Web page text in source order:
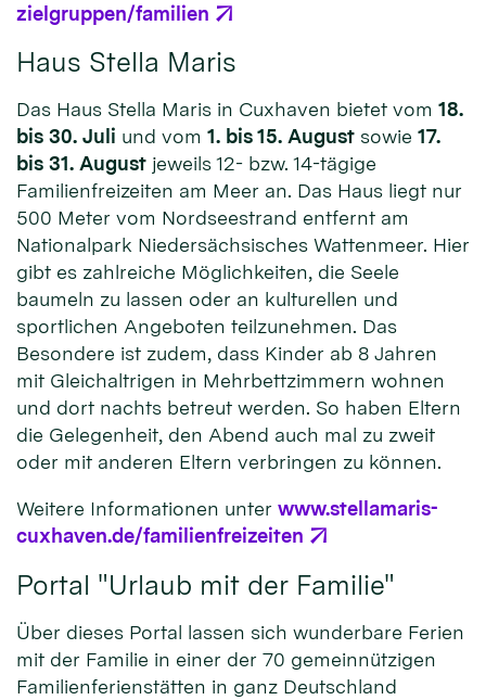
zielgruppen/familien
Haus Stella Maris
Das Haus Stella Maris in Cuxhaven bietet vom 18.
bis 30. Juli und vom 1. bis 15. August sowie 17.
bis 31. August jeweils 12- bzw. 14-tägige
Familienfreizeiten am Meer an. Das Haus liegt nur
500 Meter vom Nordseestrand entfernt am
Nationalpark Niedersächsisches Wattenmeer. Hier
gibt es zahlreiche Möglichkeiten, die Seele
baumeln zu lassen oder an kulturellen und
sportlichen Angeboten teilzunehmen. Das
Besondere ist zudem, dass Kinder ab 8 Jahren
mit Gleichaltrigen in Mehrbettzimmern wohnen
und dort nachts betreut werden. So haben Eltern
die Gelegenheit, den Abend auch mal zu zweit
oder mit anderen Eltern verbringen zu können.
Weitere Informationen unter www.stellamaris-
cuxhaven.de/familienfreizeiten
Portal "Urlaub mit der Familie"
Über dieses Portal lassen sich wunderbare Ferien
mit der Familie in einer der 70 gemeinnützigen
Familienferienstätten in ganz Deutschland